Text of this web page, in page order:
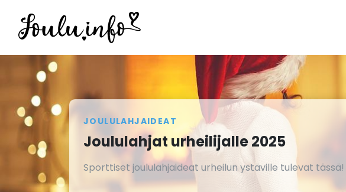
JOULULAHJAIDEAT
Joululahjat urheilijalle 2025
Sporttiset joululahjaideat urheilun ystäville tulevat tässä!